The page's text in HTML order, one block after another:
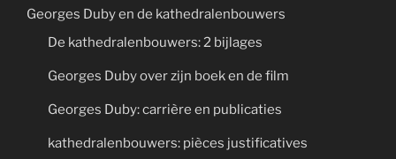
Georges Duby en de kathedralenbouwers
De kathedralenbouwers: 2 bijlages
Georges Duby over zijn boek en de film
Georges Duby: carrière en publicaties
kathedralenbouwers: pièces justificatives